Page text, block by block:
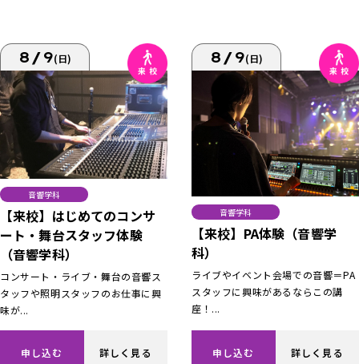
8/9(日)
音響学科
【来校】はじめてのコンサ
ート・舞台スタッフ体験
（音響学科）
コンサート・ライブ・舞台の音響ス
タッフや照明スタッフのお仕事に興
味が...
申し込む 詳しく見る
8/9(日)
音響学科
【来校】PA体験（音響学
科）
ライブやイベント会場での音響＝PA
スタッフに興味があるならこの講
座！...
申し込む 詳しく見る